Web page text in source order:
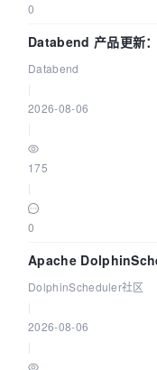
0
Databend 产品更新
管道
Databend
2026-08-06
175
0
Apache
DataX 到 Spark、
DolphinScheduler社区
2026-08-06